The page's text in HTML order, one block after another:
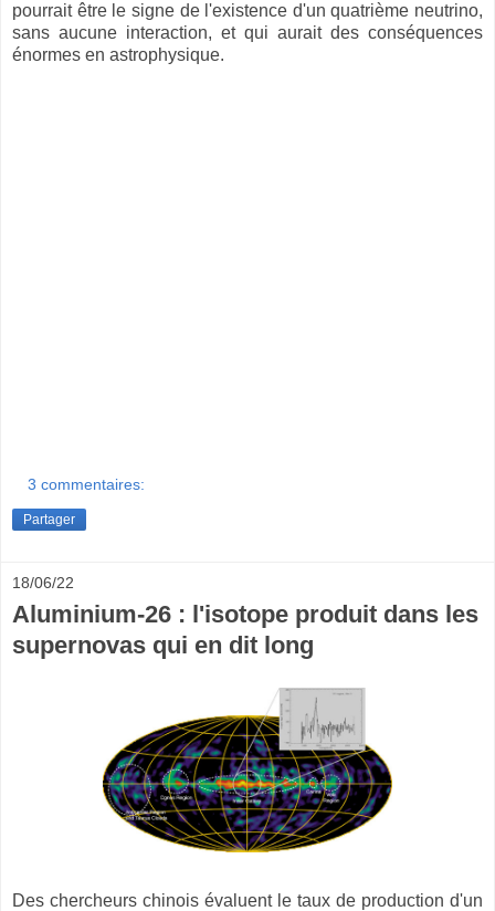
pourrait être le signe de l'existence d'un quatrième neutrino,
sans aucune interaction, et qui aurait des conséquences
énormes en astrophysique.
3 commentaires:
Partager
18/06/22
Aluminium-26 : l'isotope produit dans les
supernovas qui en dit long
Des chercheurs chinois évaluent le taux de production d'un